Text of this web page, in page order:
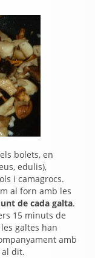
bolets, en
edulis),
i camagrocs.
al forn amb les
de cada galta.
15 minuts de
galtes han
amb
al dit.